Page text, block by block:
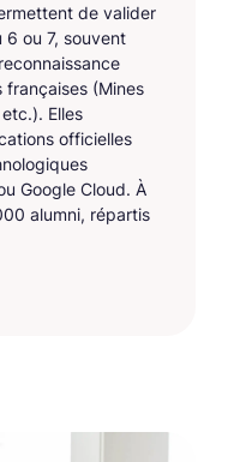
de valider
6 ou 7, souvent
(Mines
Elles
officielles
Google Cloud. À
alumni, répartis